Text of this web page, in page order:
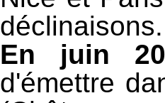
déclinaisons.
En juin
d'émettre